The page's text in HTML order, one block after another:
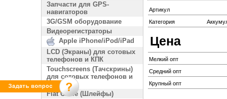
Запчасти для GPS-
навигаторов
3G/GSM оборудование
Видеорегистраторы
Apple iPhone/iPod/iPad
LCD (Экраны) для сотовых
телефонов и КПК
Touchscreens (Тачскрины)
для сотовых телефонов и
КПК
Flat Cable (Шлейфы)
Артикул
Категория
Цена
Мелкий опт
Средний опт
Крупный опт